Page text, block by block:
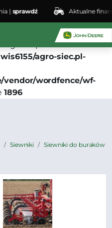
Passing null to parameter
is deprecated in
agro-siec.pl-
wordfence/wf-
1896
|sprawdź Aktualne
Siewniki
Siewniki do buraków